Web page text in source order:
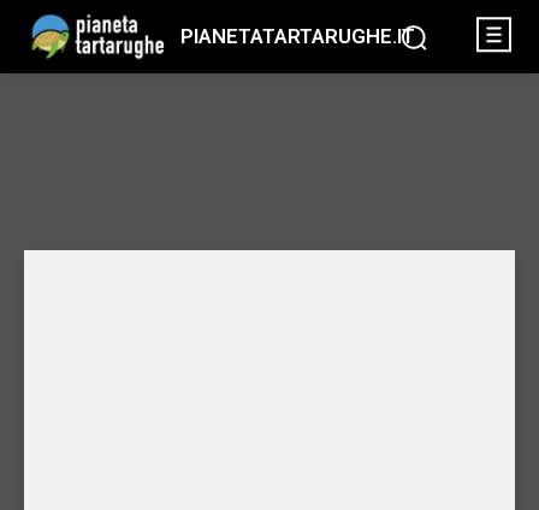
PIANETATARTARUGHE.IT